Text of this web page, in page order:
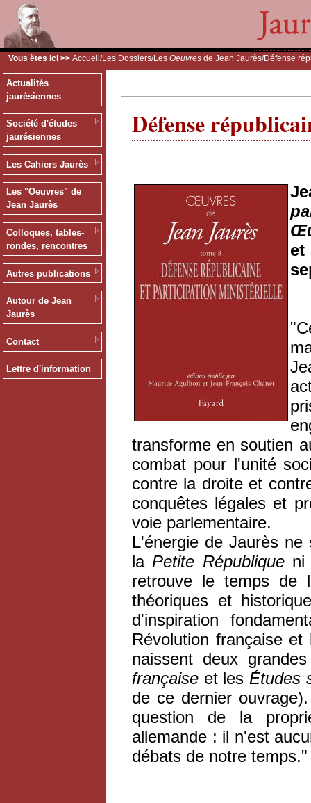
Vous êtes ici >> Accueil /Les Dossiers/Les Oeuvres de Jean Jaurès/Défense
Actualités
jaurésiennes
Société d'études
jaurésiennes
Les Cahiers Jaurès
Les "Oeuvres" de
Jean Jaurès
Colloques, tables-
rondes, rencontres
Autres publications
Autour de Jean
Jaurès
Contact
Lettre d'information
Défense
"
transforme en soutien
combat pour l'unité
contre la droiteet
conquêtes légales et
voie parlementaire.
L'énergie de Jaurèsne
la Petite République ni
retrouve le temps de
théoriques et
d'inspiration
Révolution française
naissent deux
française et les Études
de ce dernier
question de la
allemande : il n'est
débats de notre temps."